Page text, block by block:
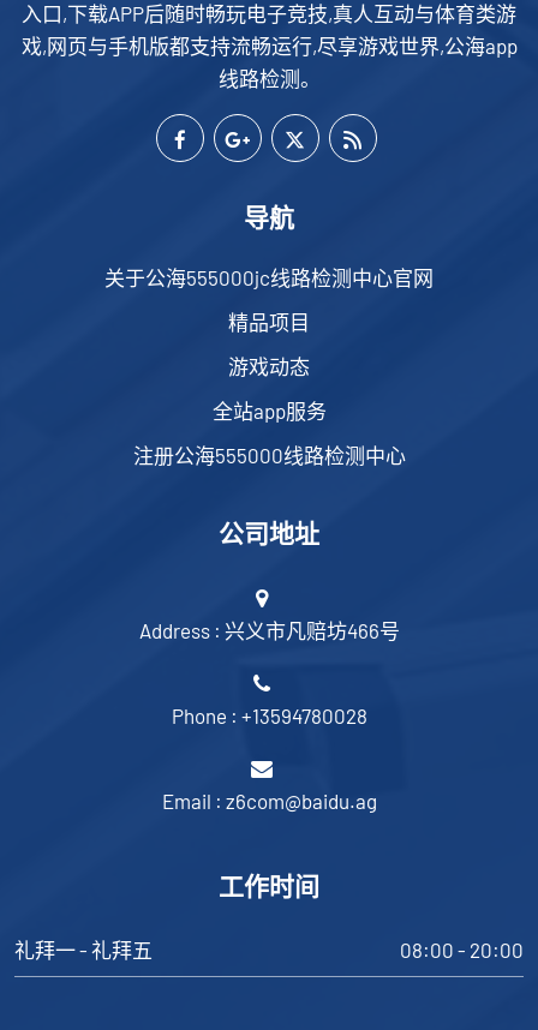
入口,下载APP后随时畅玩电子竞技,真人互动与体育类游
戏,网页与手机版都支持流畅运行,尽享游戏世界,公海app
线路检测。
导航
关于公海555000jc线路检测中心官网
精品项目
游戏动态
全站app服务
注册公海555000线路检测中心
公司地址
Address : 兴义市凡赔坊466号
Phone : +13594780028
Email : z6com@baidu.ag
工作时间
礼拜一 - 礼拜五 08:00 - 20:00